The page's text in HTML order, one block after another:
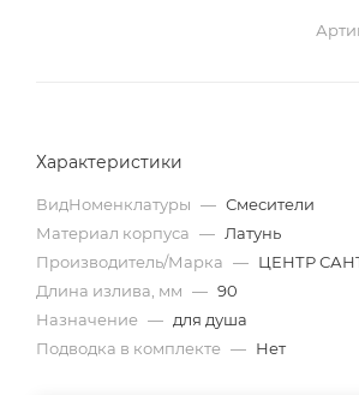
Характеристики
ВидНоменклатуры — Смесители
Материал корпуса — Латунь
Производитель/Марка — ЦЕНТР
Длина излива, мм — 90
Назначение — для душа
Подводка в комплекте — Нет